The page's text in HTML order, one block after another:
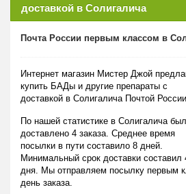
доставкой в Солигалича
Почта России первым классом в
Интернет магазин Мистер Джой
купить БАДы и другие препараты с
доставкой в Солигалича Почтой
По нашей статистике в Солигалича
доставлено 4 заказа. Среднее время
посылки в пути составило 8 дней.
Минимальный срок доставки составил
дня. Мы отправляем посылку первым
день заказа.